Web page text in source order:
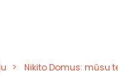
Nikito Domus: mūsu